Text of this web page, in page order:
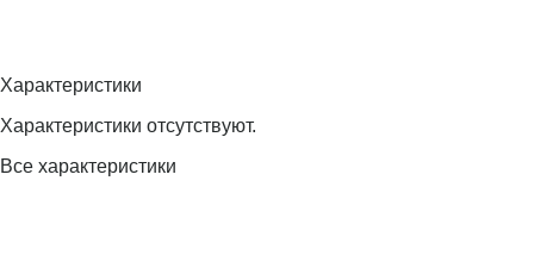
Характеристики
Характеристики отсутствуют.
Все характеристики